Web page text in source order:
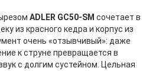
ADLER GC50-SM сочетает в
из красного кедра и корпус из
очень «отзывчивый»: даже
к струне превращается в
с долгим сустейном. Цельная